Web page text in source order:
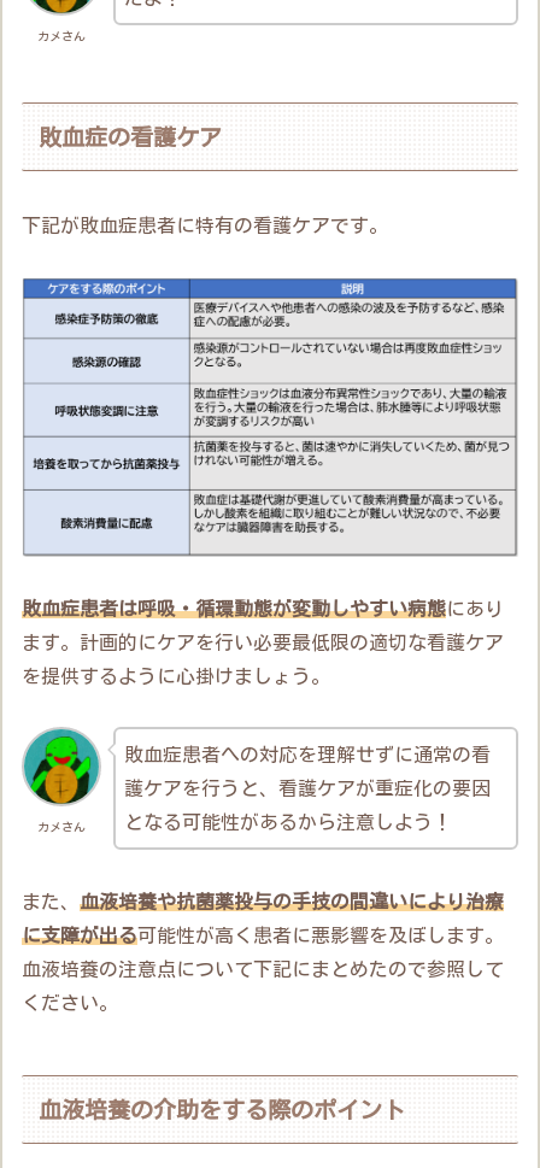
カメさん
敗血症の看護ケア
下記が敗血症患者に特有の看護ケアです。
敗血症患者は呼吸・循環動態が変動しやすい病態にあり
ます。計画的にケアを行い必要最低限の適切な看護ケア
を提供するように心掛けましょう。
カメさん
敗血症患者への対応を理解せずに通常の看
護ケアを行うと、看護ケアが重症化の要因
となる可能性があるから注意しよう！
また、血液培養や抗菌薬投与の手技の間違いにより治療
に支障が出る可能性が高く患者に悪影響を及ぼします。
血液培養の注意点について下記にまとめたので参照して
ください。
血液培養の介助をする際のポイント